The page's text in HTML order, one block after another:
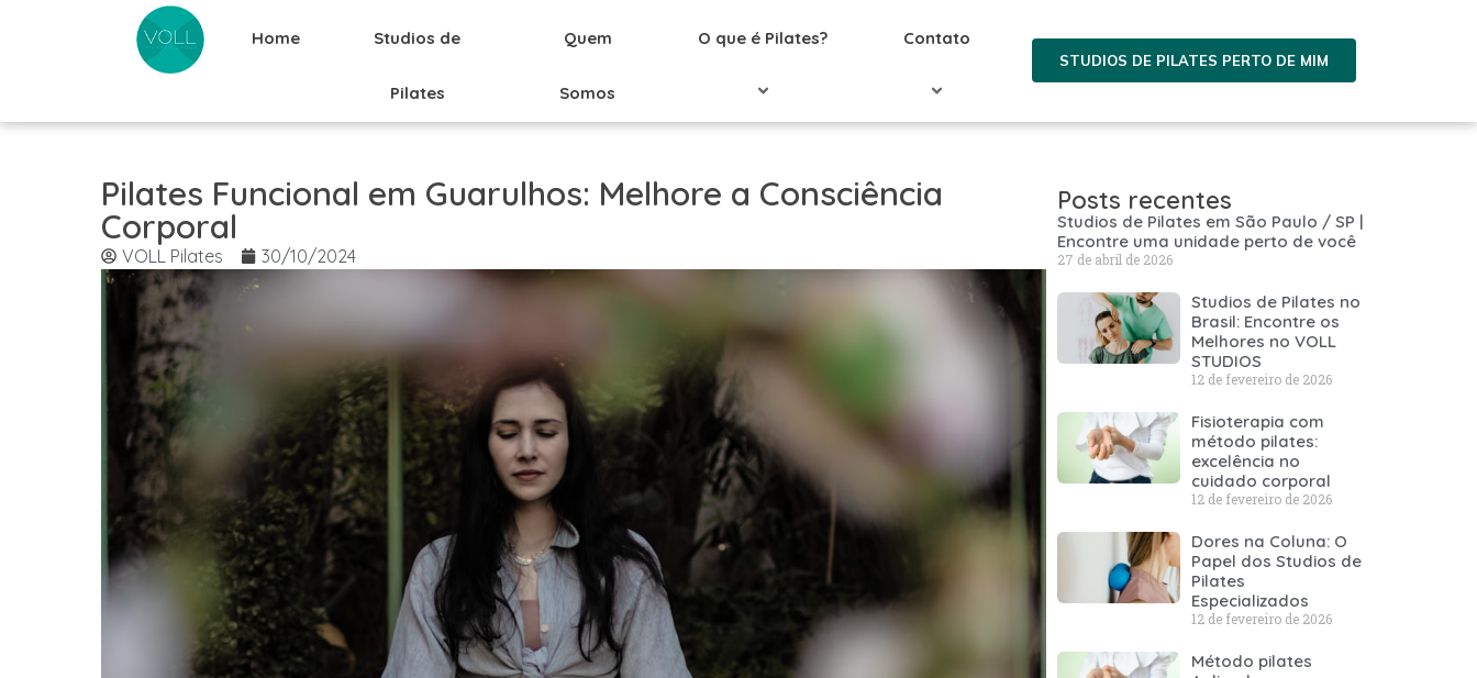
Home Studios de
Pilates
Quem
Somos
O que é Pilates? Contato
STUDIOS DE PILATES PERTO DE MIM
Pilates Funcional em Guarulhos: Melhore a Consciência
Corporal
VOLL Pilates 30/10/2024
Posts recentes
Studios de Pilates em São Paulo / SP |
Encontre uma unidade perto de você
27 de abril de 2026
Studios de Pilates no
Brasil: Encontre os
Melhores no VOLL
STUDIOS
12 de fevereiro de 2026
Fisioterapia com
método pilates:
excelência no
cuidado corporal
12 de fevereiro de 2026
Dores na Coluna: O
Papel dos Studios de
Pilates
Especializados
12 de fevereiro de 2026
Método pilates